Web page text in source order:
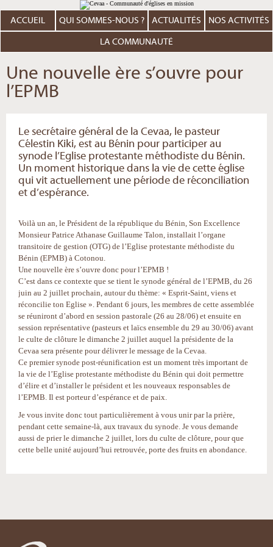
au
contenu.
Aller
personnels
ACCUEIL QUI SOMMES-NOUS ? ACTUALITÉS NOS ACTIVITÉS
LA COMMUNAUTÉ
Une nouvelle ère s’ouvre pour
l’EPMB
Le secrétaire général de la Cevaa, le pasteur
Célestin Kiki, est au Bénin pour participer au
synode l’Eglise protestante méthodiste du Bénin.
Un moment historique dans la vie de cette église
qui vit actuellement une période de réconciliation
et d’espérance.
Voilà un an, le Président de la république du Bénin, Son Excellence
Monsieur Patrice Athanase Guillaume Talon, installait l’organe
transitoire de gestion (OTG) de l’Eglise protestante méthodiste du
Bénin (EPMB) à Cotonou.
Une nouvelle ère s’ouvre donc pour l’EPMB !
C’est dans ce contexte que se tient le synode général de l’EPMB, du 26
juin au 2 juillet prochain, autour du thème: « Esprit-Saint, viens et
réconcilie ton Eglise ». Pendant 6 jours, les membres de cette assemblée
se réuniront d’abord en session pastorale (26 au 28/06) et ensuite en
session représentative (pasteurs et laïcs ensemble du 29 au 30/06) avant
le culte de clôture le dimanche 2 juillet auquel la présidente de la
Cevaa sera présente pour délivrer le message de la Cevaa.
Ce premier synode post-réunification est un moment très important de
la vie de l’Eglise protestante méthodiste du Bénin qui doit permettre
d’élire et d’installer le président et les nouveaux responsables de
l’EPMB. Il est porteur d’espérance et de paix.
Je vous invite donc tout particulièrement à vous unir par la prière,
pendant cette semaine-là, aux travaux du synode. Je vous demande
aussi de prier le dimanche 2 juillet, lors du culte de clôture, pour que
cette belle unité aujourd’hui retrouvée, porte des fruits en abondance.
document